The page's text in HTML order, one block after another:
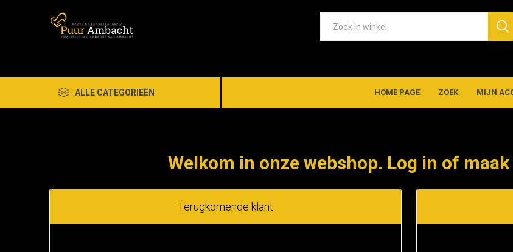
ALLE CATEGORIEËN HOME PAGE ZOEK MIJN
Welkom in onze webshop. Log in of
Terugkomende klant